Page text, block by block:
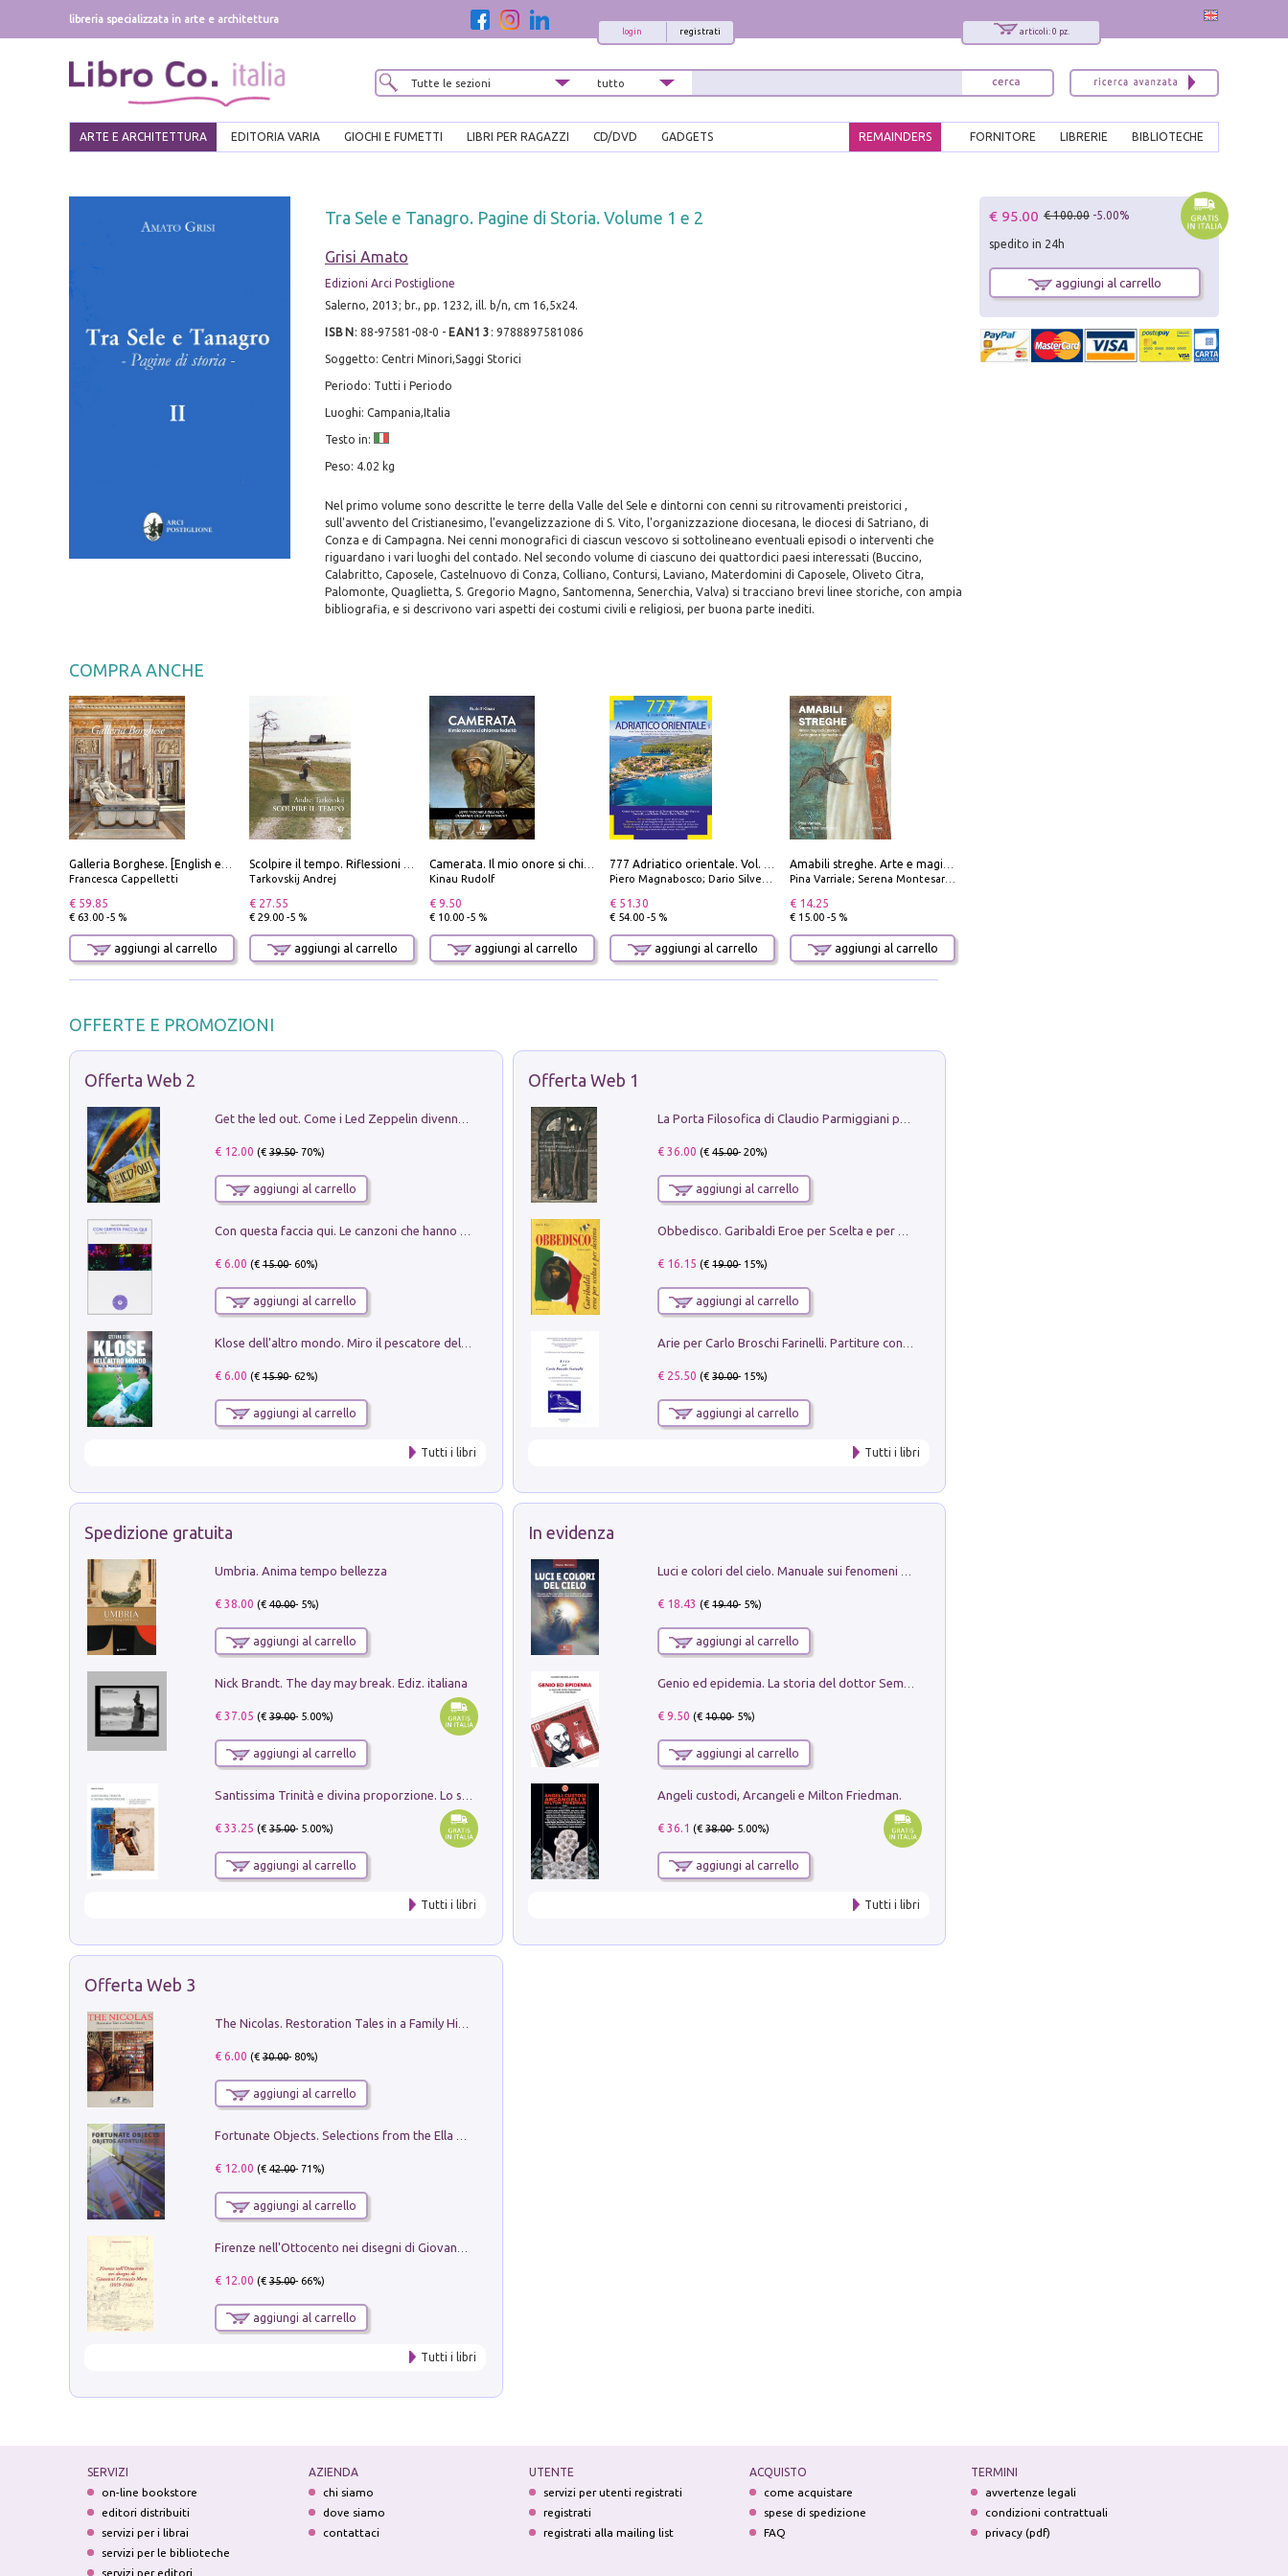
libreria specializzata in arte e architettura
articoli: 0 pz.
registrati
login
ARTE E ARCHITETTURA EDITORIA VARIA GIOCHI E FUMETTI LIBRI PER RAGAZZI CD/DVD GADGETS BIBLIOTECHE
LIBRERIE
FORNITORE
REMAINDERS
Tra Sele e Tanagro. Pagine di Storia. Volume 1 e 2
Grisi Amato
Edizioni Arci Postiglione
Salerno, 2013; br., pp. 1232, ill. b/n, cm 16,5x24.
ISBN : 88-97581-08-0 - EAN13 : 9788897581086
Soggetto: Centri Minori,Saggi Storici
Periodo: Tutti i Periodo
Luoghi: Campania,Italia
Testo in:
Peso: 4.02 kg
Nel primo volume sono descritte le terre della Valle del Sele e dintorni con cenni su ritrovamenti preistorici ,
sull'avvento del Cristianesimo, l'evangelizzazione di S. Vito, l'organizzazione diocesana, le diocesi di Satriano, di
Conza e di Campagna. Nei cenni monografici di ciascun vescovo si sottolineano eventuali episodi o interventi che
riguardano i vari luoghi del contado. Nel secondo volume di ciascuno dei quattordici paesi interessati (Buccino,
Calabritto, Caposele, Castelnuovo di Conza, Colliano, Contursi, Laviano, Materdomini di Caposele, Oliveto Citra,
Palomonte, Quaglietta, S. Gregorio Magno, Santomenna, Senerchia, Valva) si tracciano brevi linee storiche, con ampia
bibliografia, e si descrivono vari aspetti dei costumi civili e religiosi, per buona parte inediti.
COMPRA ANCHE
Francesca Cappelletti
€ 59.85
€ 63.00 -5 %
aggiungi al carrello
Tarkovskij Andrej
€ 27.55
€ 29.00 -5 %
aggiungi al carrello
Kinau Rudolf
€ 9.50
€ 10.00 -5 %
aggiungi al carrello
Piero Magnabosco; Dario Silvestro; Marco Sbrizzi
€ 51.30
€ 54.00 -5 %
aggiungi al carrello
Pina Varriale; Serena Montesarchio
€ 14.25
€ 15.00 -5 %
aggiungi al carrello
OFFERTE E PROMOZIONI
Offerta Web 2
€ 12.00 (€39.50- 70%)
aggiungi al carrello
€ 6.00 (€15.00- 60%)
aggiungi al carrello
Klose dell'altro mondo. Miro il pescatore del goal
€ 6.00 (€15.90- 62%)
aggiungi al carrello
Tutti i libri
Offerta Web 1
€ 36.00 (€45.00- 20%)
aggiungi al carrello
€ 16.15 (€19.00- 15%)
aggiungi al carrello
€ 25.50 (€30.00- 15%)
aggiungi al carrello
Tutti i libri
Spedizione gratuita
Umbria. Anima tempo bellezza
€ 38.00 (€40.00- 5%)
aggiungi al carrello
Nick Brandt. The day may break. Ediz. italiana
€ 37.05 (€39.00- 5.00%)
aggiungi al carrello
€ 33.25 (€35.00- 5.00%)
aggiungi al carrello
Tutti i libri
In evidenza
€ 18.43 (€19.40- 5%)
aggiungi al carrello
€ 9.50 (€10.00- 5%)
aggiungi al carrello
Angeli custodi, Arcangeli e Milton Friedman.
€ 36.1 (€38.00- 5.00%)
aggiungi al carrello
Tutti i libri
Offerta Web 3
€ 6.00 (€30.00- 80%)
aggiungi al carrello
€ 12.00 (€42.00- 71%)
aggiungi al carrello
€ 12.00 (€35.00- 66%)
aggiungi al carrello
Tutti i libri
€ 95.00 € 100.00 -5.00%
spedito in 24h
aggiungi al carrello
SERVIZI
on-line bookstore
editori distribuiti
servizi per i librai
servizi per le biblioteche
servizi per editori
AZIENDA
chi siamo
dove siamo
contattaci
UTENTE
servizi per utenti registrati
registrati
registrati alla mailing list
ACQUISTO
come acquistare
spese di spedizione
FAQ
TERMINI
avvertenze legali
condizioni contrattuali
privacy (pdf)
x
Interessato ai nostri libri?
Sarai informato delle nostre novità, potrai
comunque cancellarti quando desideri.
modulo di iscrizione